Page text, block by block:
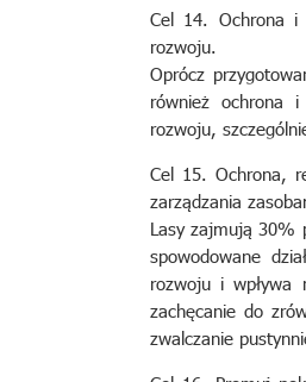
Cel 14. Ochrona i
rozwoju.
Oprócz
również ochrona
rozwoju,
Cel 15. Ochrona,
zarządzania
Lasy zajmują 30%
spowodowane
rozwoju i wpływa
zachęcanie do
zwalczanie